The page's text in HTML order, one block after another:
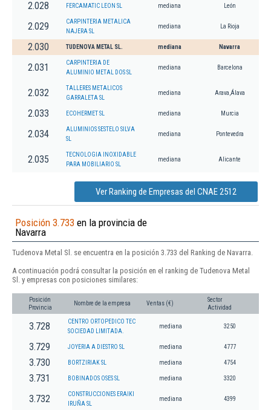
2.028 FERCAMATIC LEON SL mediana León
2.029
CARPINTERIA METALICA
NAJERA SL
mediana La Rioja
2.030 TUDENOVA METAL SL. mediana Navarra
2.031
CARPINTERIA DE
ALUMINIO METAL DOS SL
mediana Barcelona
2.032
TALLERES METALICOS
GARRALETA SL
mediana Arava,Álava
2.033 ECOHERMET SL mediana Murcia
2.034
ALUMINIOS SESTELO SILVA
SL
mediana Pontevedra
2.035
TECNOLOGIA INOXIDABLE
PARA MOBILIARIO SL
mediana Alicante
Ver Ranking de Empresas del CNAE 2512
Posición 3.733 en la provincia de
Navarra
Tudenova Metal Sl. se encuentra en la posición 3.733 del Ranking de Navarra.
A continuación podrá consultar la posición en el ranking de Tudenova Metal
Sl. y empresas con posiciones similares:
Posición
Provincia
Nombre de la empresa Ventas (€)
Sector
Actividad
3.728
CENTRO ORTOPEDICO TEC
SOCIEDAD LIMITADA.
mediana 3250
3.729 JOYERIA A DIESTRO SL mediana 4777
3.730 BORTZIRIAK SL mediana 4754
3.731 BOBINADOS OSES SL mediana 3320
3.732
CONSTRUCCIONES ERAIKI
IRUÑA SL
mediana 4399